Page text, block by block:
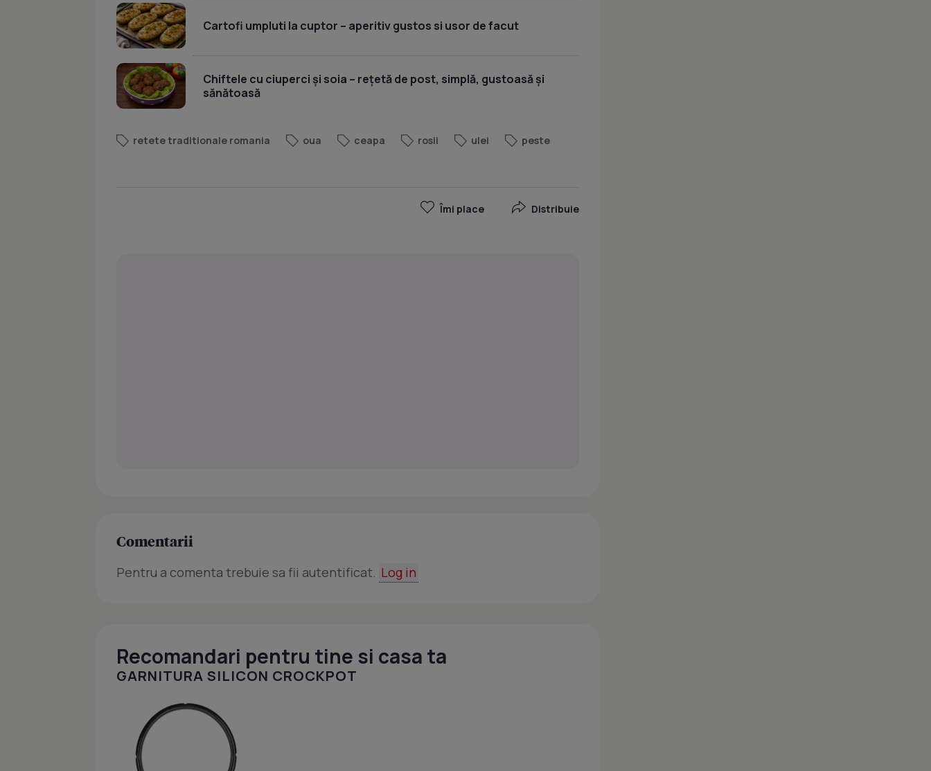
Cartofi umpluti la cuptor – aperitiv gustos si usor de facut
Chiftele cu ciuperci și soia – rețetă de post, simplă, gustoasă și
sănătoasă
retete traditionale romania oua ceapa rosii ulei peste
Îmi place Distribuie
Comentarii
Pentru a comenta trebuie sa fii autentificat. Log in
Recomandari pentru tine si casa ta
GARNITURA SILICON CROCKPOT